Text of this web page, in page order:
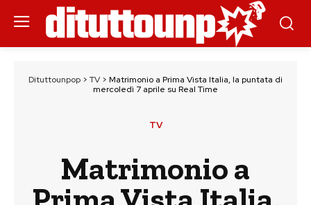
Dituttounpop > TV > Matrimonio a Prima Vista Italia, la puntata di
mercoledì 7 aprile su Real Time
TV
Matrimonio a